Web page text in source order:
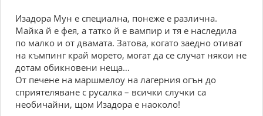
Изадора Мун е специална, понеже е различна.
Майка й е фея, а татко й е вампир и тя е наследила
по малко и от двамата. Затова, когато заедно отиват
на къмпинг край морето, могат да се случат някои не
дотам обикновени неща…
От печене на маршмелоу на лагерния огън до
сприятеляване с русалка – всички случки са
необичайни, щом Изадора е наоколо!